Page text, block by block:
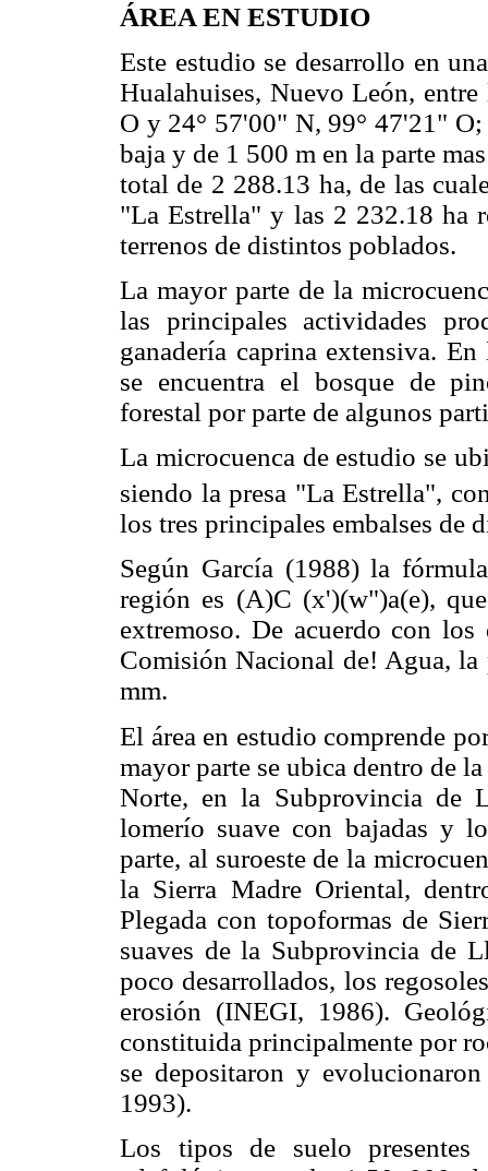
ÁREA EN ESTUDIO
Este estudio se desarrollo en
Hualahuises, Nuevo León,
O y 24° 57'00" N, 99° 47'21" O;
baja y de 1 500 m en la parte
total de 2 288.13 ha, de las
"La Estrella" y las 2 232.18 ha
terrenos de distintos poblados.
La mayor parte de la
las principales actividades
ganadería caprina extensiva.
se encuentra el bosque de
forestal por parte de algunos
La microcuenca de estudio se
siendo la presa "La Estrella",
los tres principales embalses de
Según García (1988) la
región es (A)C (x')(w")a(e),
extremoso. De acuerdo con
Comisión Nacional de! Agua,
mm.
El área en estudio comprende
mayor parte se ubica dentro de
Norte, en la Subprovincia de
lomerío suave con bajadas y
parte, al suroeste de la
la Sierra Madre Oriental,
Plegada con topoformas de
suaves de la Subprovincia de
poco desarrollados, los
erosión (INEGI, 1986).
constituida principalmente por
se depositaron y
1993).
Los tipos de suelo